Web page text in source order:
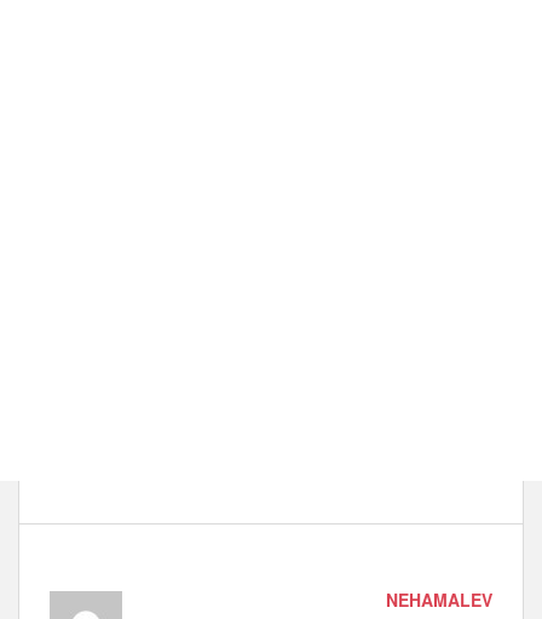
NEHAMALEV